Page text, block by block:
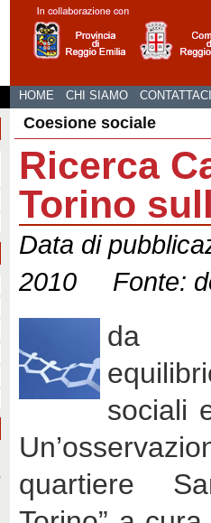
HOME CHI SIAMO CONTATTACI
Coesione sociale
Ricerca
Torino
Data di
2010 Fonte:
da
sociali
quartiere